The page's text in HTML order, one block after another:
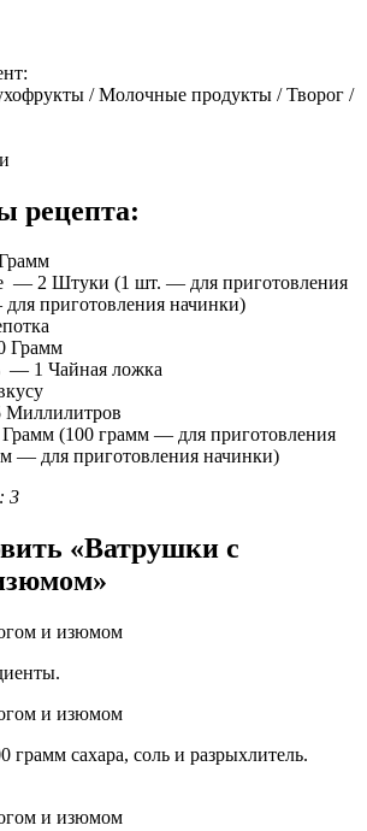
/ Молочные продукты / Творог /
рецепта:
— 2 Штуки (1 шт. — для приготовления
приготовления начинки)
Грамм
— 1 Чайная ложка
(100 грамм — для приготовления
— для приготовления начинки)
3
«Ватрушки с
грамм сахара, соль и разрыхлитель.